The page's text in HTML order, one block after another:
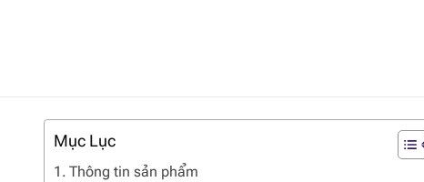
Mục Lục
Thông tin sản phẩm